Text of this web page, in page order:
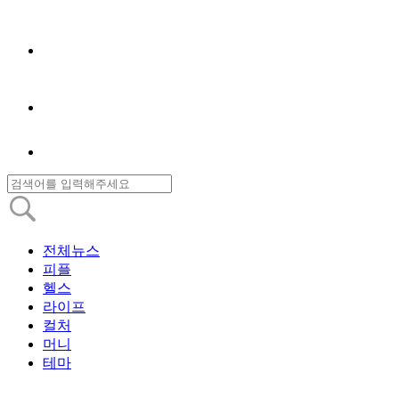
전체뉴스
피플
헬스
라이프
컬처
머니
테마